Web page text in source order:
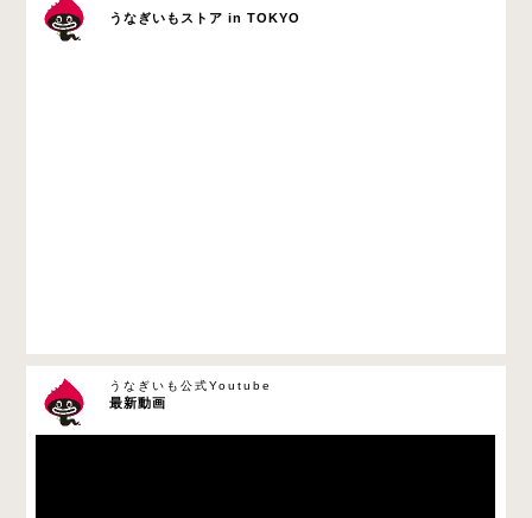
うなぎいもストア in TOKYO
最新動画
うなぎいも公式Youtube